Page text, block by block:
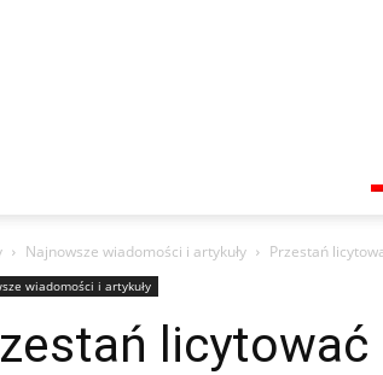
Najnowsze wiadomości i artykuły Przestań
wiadomości i artykuły